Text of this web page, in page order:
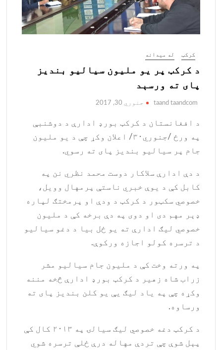
کرکټ له میدانه
د کرکټ پر یو ملیون سیالیو بندیز
پای ته ورسېد
taand taandcom جنوري 30, 2017
د افغانستان د کرکټ بورډ ادارې د دوشنبې
په ورځ /جنوري۳۰/ اعلان وکړ چې د یو ملیون
جام پر سیالیو بندیز پای ته رسوي.
د دې ادارې سلاکار دوست محمد نظري نن په
کابل کې د يوې خبري ناستې پرمهال وویل،
خصوصي سکټور د کرکټ د ودې او پرمختګ لپاره
ډېر مهم دی او دوی په دې برخه کې د ملیون
خصوصي لیګ ادارې ته يو ځل بیا د دغو سیالیو
د ترسره کولو اجازه ورکوې.
په ورته وخت کې د ملیون جام سیالیو مشر
زراب شاه زهیر د کرکټ بورډ ادارې څخه مننه
وکړه چې په یاد لیګ یې يو کلن بندیز پای ته
ورساوه.
د کرکټ دغه خصوصي لیګ سیالۍ په ۲۰۱۳ کال کې
پېل شوې چې تردې مهاله درې ځلې ترسره شوي